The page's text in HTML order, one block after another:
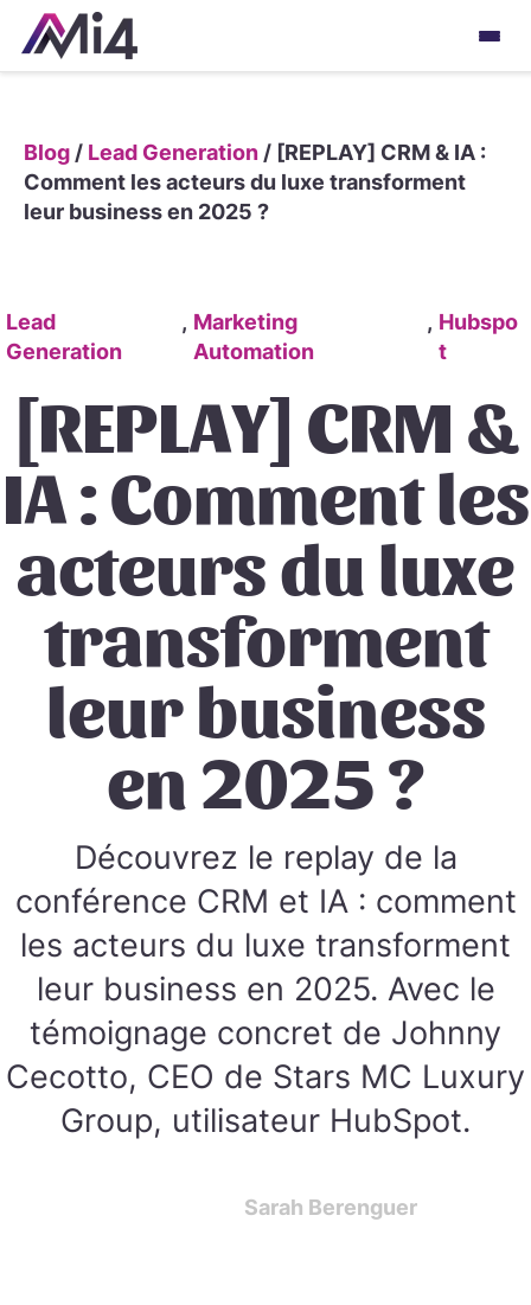
Blog / Lead Generation / [REPLAY] CRM & IA :
Comment les acteurs du luxe transforment
leur business en 2025 ?
Lead
Generation
, Marketing
Automation
, Hubspo
t
[REPLAY] CRM &
IA : Comment les
acteurs du luxe
transforment
leur business
en 2025 ?
Découvrez le replay de la
conférence CRM et IA : comment
les acteurs du luxe transforment
leur business en 2025. Avec le
témoignage concret de Johnny
Cecotto, CEO de Stars MC Luxury
Group, utilisateur HubSpot.
Sarah Berenguer